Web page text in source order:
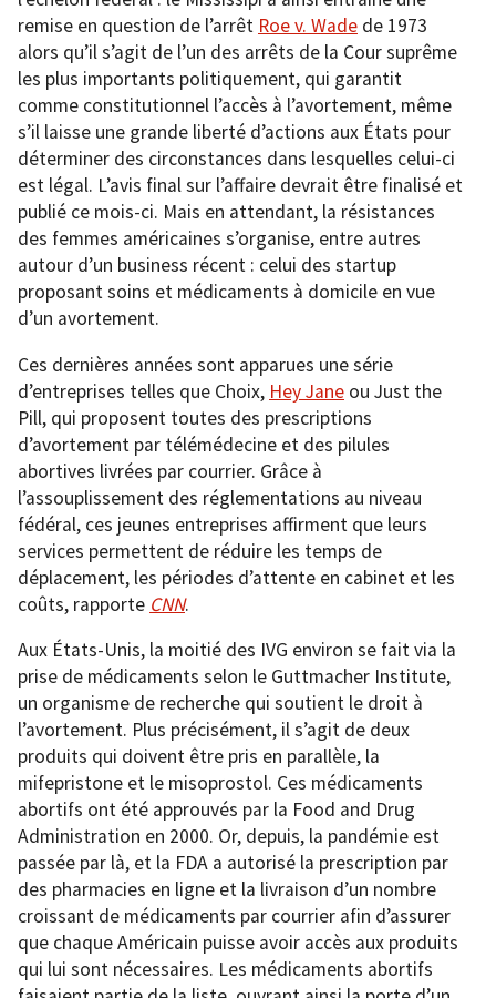
remise en question de l’arrêt Roe v. Wade de 1973
alors qu’il s’agit de l’un des arrêts de la Cour suprême
les plus importants politiquement, qui garantit
comme constitutionnel l’accès à l’avortement, même
s’il laisse une grande liberté d’actions aux États pour
déterminer des circonstances dans lesquelles celui-ci
est légal. L’avis final sur l’affaire devrait être finalisé et
publié ce mois-ci. Mais en attendant, la résistances
des femmes américaines s’organise, entre autres
autour d’un business récent : celui des startup
proposant soins et médicaments à domicile en vue
d’un avortement.
Ces dernières années sont apparues une série
d’entreprises telles que Choix, Hey Jane ou Just the
Pill, qui proposent toutes des prescriptions
d’avortement par télémédecine et des pilules
abortives livrées par courrier. Grâce à
l’assouplissement des réglementations au niveau
fédéral, ces jeunes entreprises affirment que leurs
services permettent de réduire les temps de
déplacement, les périodes d’attente en cabinet et les
coûts, rapporte CNN.
Aux États-Unis, la moitié des IVG environ se fait via la
prise de médicaments selon le Guttmacher Institute,
un organisme de recherche qui soutient le droit à
l’avortement. Plus précisément, il s’agit de deux
produits qui doivent être pris en parallèle, la
mifepristone et le misoprostol. Ces médicaments
abortifs ont été approuvés par la Food and Drug
Administration en 2000. Or, depuis, la pandémie est
passée par là, et la FDA a autorisé la prescription par
des pharmacies en ligne et la livraison d’un nombre
croissant de médicaments par courrier afin d’assurer
que chaque Américain puisse avoir accès aux produits
qui lui sont nécessaires. Les médicaments abortifs